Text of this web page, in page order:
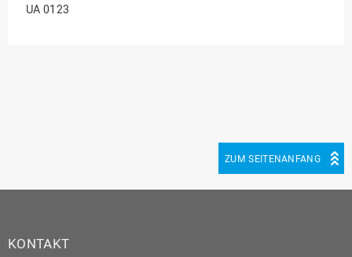
Kommunikation und
Präsidialbüro
Projekte des Präsidiums
UA 0123
ZUM SEITENANFANG
KONTAKT